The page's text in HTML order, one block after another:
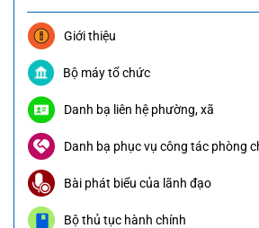
Giới thiệu
Bộ máy tổ chức
Danh bạ liên hệ phường, xã
Danh bạ phục vụ công tác phòng
Bài phát biểu của lãnh đạo
Bộ thủ tục hành chính